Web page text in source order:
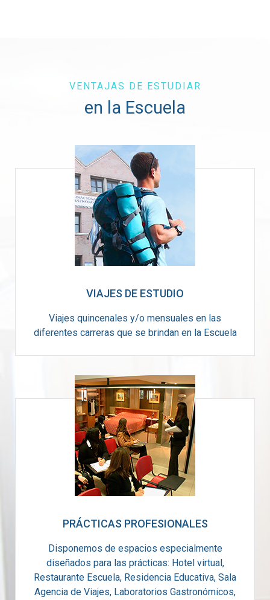
VENTAJAS DE ESTUDIAR
en la Escuela
VIAJES DE ESTUDIO
Viajes quincenales y/o mensuales en las
diferentes carreras que se brindan en la Escuela
PRÁCTICAS PROFESIONALES
Disponemos de espacios especialmente
diseñados para las prácticas: Hotel virtual,
Restaurante Escuela, Residencia Educativa, Sala
Agencia de Viajes, Laboratorios Gastronómicos,